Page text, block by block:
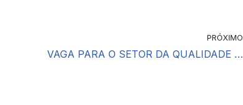
PRÓXIMO
VAGA PARA O SETOR DA QUALIDADE …